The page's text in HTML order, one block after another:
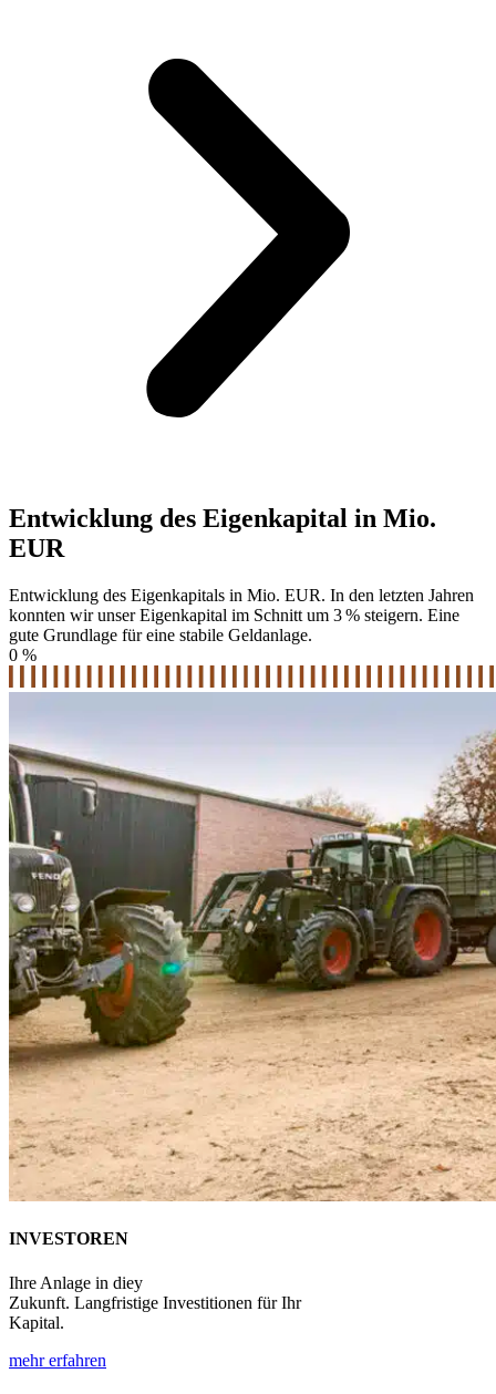
Entwicklung des Eigenkapital in Mio.
EUR
Entwicklung des Eigenkapitals in Mio. EUR. In den letzten Jahren
konnten wir unser Eigenkapital im Schnitt um 3 % steigern. Eine
gute Grundlage für eine stabile Geldanlage.
0 %
INVESTOREN
Ihre Anlage in diey
Zukunft. Langfristige Investitionen für Ihr
Kapital.
mehr erfahren